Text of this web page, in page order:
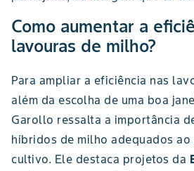
Como aumentar a
lavouras de milho?
Para ampliar a eficiência nas
além da escolha de uma boa
Garollo ressalta a importância
híbridos de milho adequados ao
cultivo. Ele destaca projetos da